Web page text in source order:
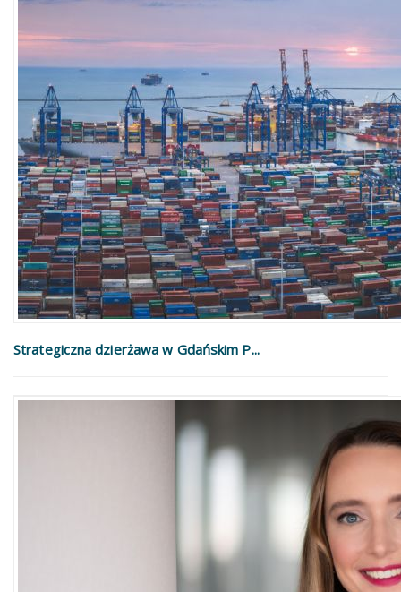
Strategiczna dzierżawa w Gdańskim P...